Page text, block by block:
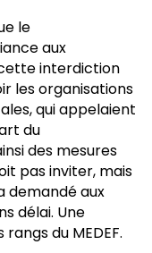
le
aux
interdiction
les organisations
qui appelaient
du
des mesures
pas inviter, mais
demandé aux
délai. Une
du MEDEF.